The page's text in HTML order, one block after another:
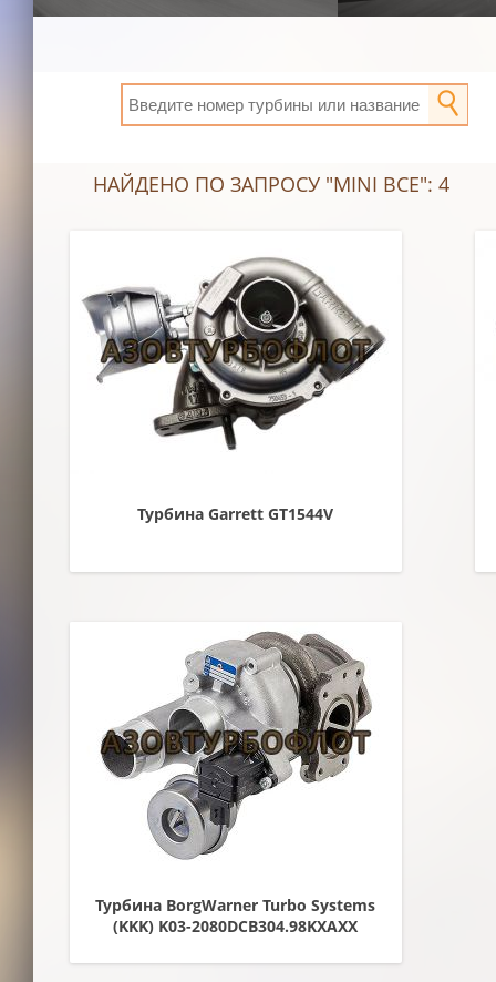
НАЙДЕНО ПО ЗАПРОСУ "MINI ВСЕ": 4
Турбина Garrett GT1544V
Турбина BorgWarner Turbo Systems
(KKK) K03-2080DCB304.98KXAXX